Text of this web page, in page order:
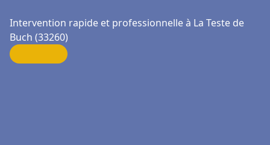
Intervention rapide et professionnelle à La Teste de
Buch (33260)